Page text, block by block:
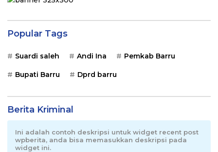
Popular Tags
Suardi saleh Andi Ina Pemkab Barru
Bupati Barru Dprd barru
Berita Kriminal
Ini adalah contoh deskripsi untuk widget recent post
wpberita, anda bisa memasukkan deskripsi pada
widget ini.